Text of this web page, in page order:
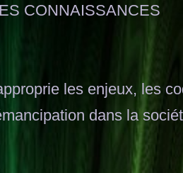
CONNAISSANCES
les enjeux, les
dans la